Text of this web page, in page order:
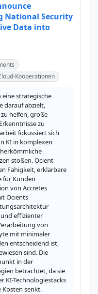
National Security
Data into
Kooperationen
eine strategische
darauf abzielt,
helfen, große
zu
fokussiert sich
KI in komplexen
stoßen. Ocient
Fähigkeit, erklärbare
für Kunden
von Accretes
Ocients
effizienter
von
mit minimaler
entscheidend ist,
sind. Die
in der
betrachtet, da sie
KI-Technologiestacks
Kosten senkt.